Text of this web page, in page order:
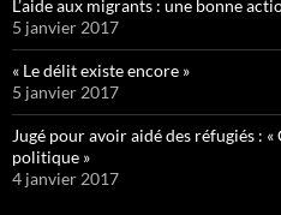
L’aide aux migrants : une bonne
5 janvier 2017
« Le délit existe encore »
5 janvier 2017
Jugé pour avoir aidé des réfugiés :
politique »
4 janvier 2017